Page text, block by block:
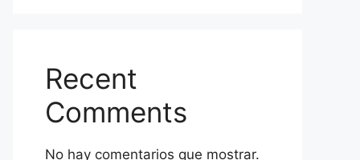
Recent
Comments
No hay comentarios que mostrar.